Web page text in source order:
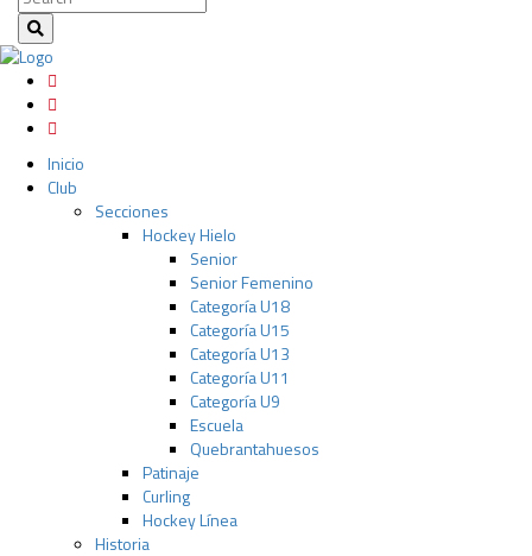
Inicio
Club
Secciones
Hockey Hielo
Senior
Senior Femenino
Categoría U18
Categoría U15
Categoría U13
Categoría U11
Categoría U9
Escuela
Quebrantahuesos
Patinaje
Curling
Hockey Línea
Historia